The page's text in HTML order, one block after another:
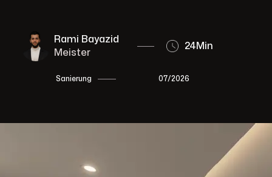
Rami Bayazid
Meister
24Min
Sanierung 07/2026